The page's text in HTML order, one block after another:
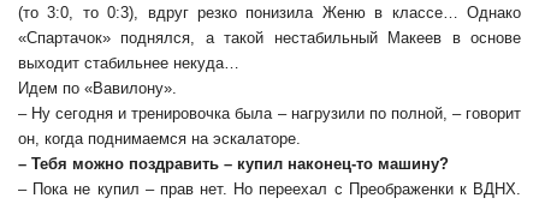
(то 3:0, то 0:3), вдруг резко понизила Женю в классе… Однако
«Спартачок» поднялся, а такой нестабильный Макеев в основе
выходит стабильнее некуда…
Идем по «Вавилону».
– Ну сегодня и тренировочка была – нагрузили по полной, – говорит
он, когда поднимаемся на эскалаторе.
– Тебя можно поздравить – купил наконец-то машину?
– Пока не купил – прав нет. Но переехал с Преображенки к ВДНХ.